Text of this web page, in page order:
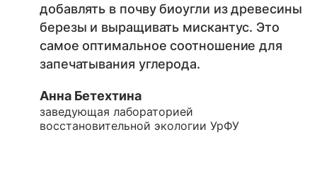
добавлять в почву биоугли из древесины
березы и выращивать мискантус. Это
самое оптимальное соотношение для
запечатывания углерода.
Анна Бетехтина
заведующая лабораторией
восстановительной экологии УрФУ